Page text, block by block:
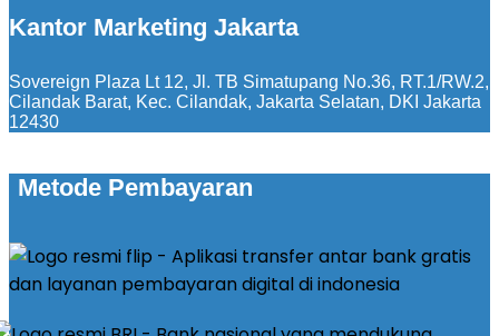
Kantor Marketing Jakarta
Sovereign Plaza Lt 12, Jl. TB Simatupang No.36, RT.1/RW.2,
Cilandak Barat, Kec. Cilandak, Jakarta Selatan, DKI Jakarta
12430
Metode Pembayaran